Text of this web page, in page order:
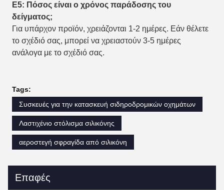
Ε5: Πόσος είναι ο χρόνος παράδοσης του
δείγματος;
Για υπάρχον προϊόν, χρειάζονται 1-2 ημέρες. Εάν θέλετε
το σχέδιό σας, μπορεί να χρειαστούν 3-5 ημέρες
ανάλογα με το σχέδιό σας.
Tags:
Συσκευές για την κατασκευή σιδηροδρομικών οχημάτων
Λαστιχένιο στόλισμα σιλικόνης
αεροστεγή σφραγίδα από σιλικόνη
Επαφές